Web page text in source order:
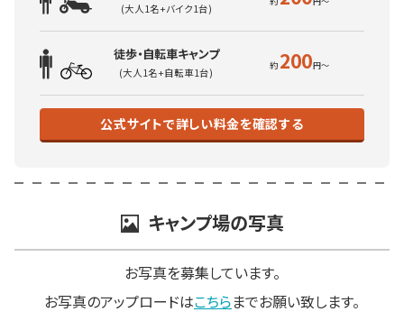
(大人1名+バイク1台)
徒歩・自転車キャンプ
(大人1名+自転車1台) 200
公式サイトで詳しい料金を確認する
キャンプ場の写真
お写真を募集しています。
お写真のアップロードはこちらまでお願い致します。